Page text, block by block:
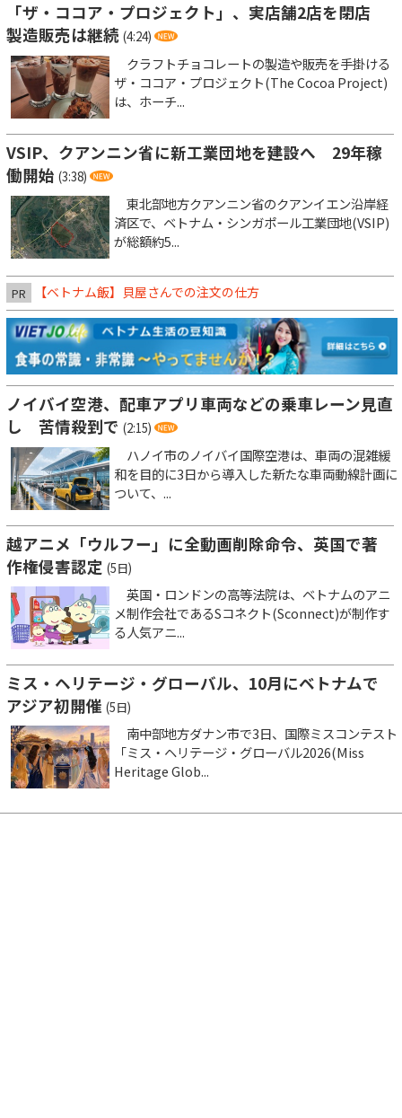
「ザ・ココア・プロジェクト」、実店舗2店を閉店
製造販売は継続 (4:24)
クラフトチョコレートの製造や販売を手掛ける
ザ・ココア・プロジェクト(The Cocoa Project)
は、ホーチ...
VSIP、クアンニン省に新工業団地を建設へ 29年稼
働開始 (3:38)
東北部地方クアンニン省のクアンイエン沿岸経
済区で、ベトナム・シンガポール工業団地(VSIP)
が総額約5...
PR 【ベトナム飯】貝屋さんでの注文の仕方
ノイバイ空港、配車アプリ車両などの乗車レーン見直
し 苦情殺到で (2:15)
ハノイ市のノイバイ国際空港は、車両の混雑緩
和を目的に3日から導入した新たな車両動線計画に
ついて、...
越アニメ「ウルフー」に全動画削除命令、英国で著
作権侵害認定 (5日)
英国・ロンドンの高等法院は、ベトナムのアニ
メ制作会社であるSコネクト(Sconnect)が制作す
る人気アニ...
ミス・ヘリテージ・グローバル、10月にベトナムで
アジア初開催 (5日)
南中部地方ダナン市で3日、国際ミスコンテスト
「ミス・ヘリテージ・グローバル2026(Miss
Heritage Glob...